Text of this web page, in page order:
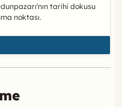
tarihi dokusu
noktası.